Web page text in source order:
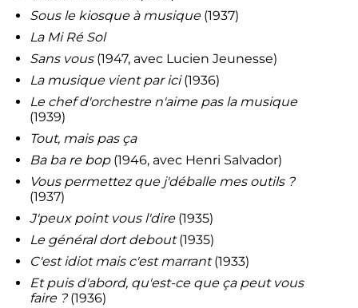
Sous le kiosque à musique(1937)
La Mi Ré Sol
Sans vous(1947, avec Lucien Jeunesse)
La musique vient par ici(1936)
Le chef d'orchestre n'aime pas la musique
(1939)
Tout, mais pas ça
Ba ba re bop(1946, avec Henri Salvador)
Vous permettez que j'déballe mes outils ?
(1937)
J'peux point vous l'dire(1935)
Le général dort debout(1935)
C'est idiot mais c'est marrant(1933)
Et puis d'abord, qu'est-ce que ça peut vous
faire ?(1936)